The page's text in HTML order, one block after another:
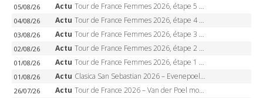
05/08/26 Actu Tour de France Femmes 2026, étape 5 – Demi Vollering gagne à Belleville, Reusser en jaune, Ferrand-Prévot coule
04/08/26 Actu Tour de France Femmes 2026, étape 4 – Marlen Reusser écrase le chrono, Ferrand-Prévot en crise
03/08/26 Actu Tour de France Femmes 2026, étape 3 – Sigrid Haugset en solitaire, 88 km d’échappée, maillot jaune
02/08/26 Actu Tour de France Femmes 2026, étape 2 – Lorena Wiebes doublé à Genève, Markus héroïque, 7e record
01/08/26 Actu Tour de France Femmes 2026, étape 1 – Lorena Wiebes intouchable à Lausanne, premier maillot jaune
01/08/26 Actu Clasica San Sebastian 2026 – Evenepoel recordman, 4e victoire, Carapaz battu au sprint
26/07/26 Actu Tour de France 2026 – Van der Poel monumental à Paris, Pogacar égale le record des cinq sacres